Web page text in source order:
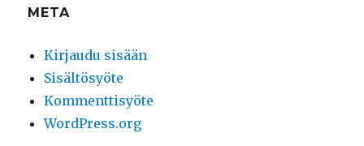
META
Kirjaudu sisään
Sisältösyöte
Kommenttisyöte
WordPress.org